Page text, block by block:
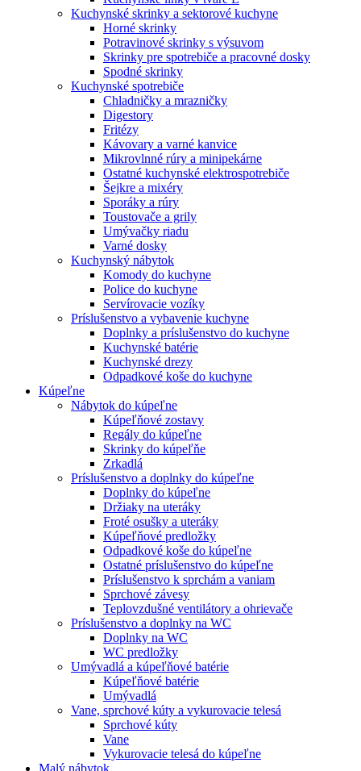
Kuchynské skrinky a sektorové kuchyne
Horné skrinky
Potravinové skrinky s výsuvom
Skrinky pre spotrebiče a pracovné dosky
Spodné skrinky
Kuchynské spotrebiče
Chladničky a mrazničky
Digestory
Fritézy
Kávovary a varné kanvice
Mikrovlnné rúry a minipekárne
Ostatné kuchynské elektrospotrebiče
Šejkre a mixéry
Sporáky a rúry
Toustovače a grily
Umývačky riadu
Varné dosky
Kuchynský nábytok
Komody do kuchyne
Police do kuchyne
Servírovacie vozíky
Príslušenstvo a vybavenie kuchyne
Doplnky a príslušenstvo do kuchyne
Kuchynské batérie
Kuchynské drezy
Odpadkové koše do kuchyne
Kúpeľne
Nábytok do kúpeľne
Kúpeľňové zostavy
Regály do kúpeľne
Skrinky do kúpeľňe
Zrkadlá
Príslušenstvo a doplnky do kúpeľne
Doplnky do kúpeľne
Držiaky na uteráky
Froté osušky a uteráky
Kúpeľňové predložky
Odpadkové koše do kúpeľne
Ostatné príslušenstvo do kúpeľne
Príslušenstvo k sprchám a vaniam
Sprchové závesy
Teplovzdušné ventilátory a ohrievače
Príslušenstvo a doplnky na WC
Doplnky na WC
WC predložky
Umývadlá a kúpeľňové batérie
Kúpeľňové batérie
Umývadlá
Vane, sprchové kúty a vykurovacie telesá
Sprchové kúty
Vane
Vykurovacie telesá do kúpeľne
Malý nábytok